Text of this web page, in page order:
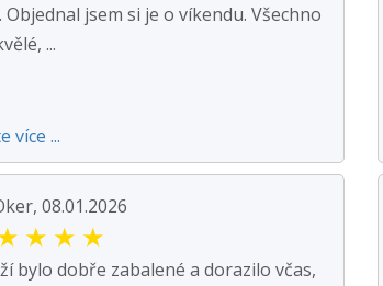
Objednal jsem si je o víkendu. Všechno
...
více ...
08.01.2026
★ ★ ★
bylo dobře zabalené a dorazilo včas,